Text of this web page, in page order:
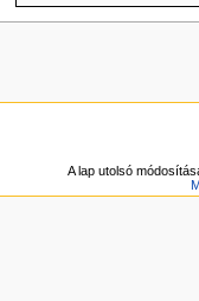
A lap utolsó